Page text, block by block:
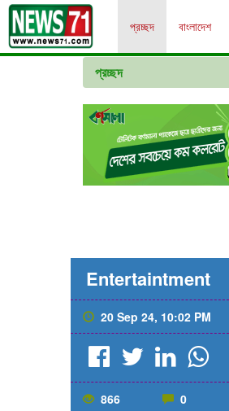
প্রচ্ছদ বাংলাদেশ
প্রচ্ছদ
Entertaintment
20 Sep 24, 10:02 PM
866 0